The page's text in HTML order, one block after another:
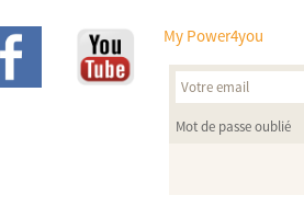
My Power4you
Mot de passe oublié